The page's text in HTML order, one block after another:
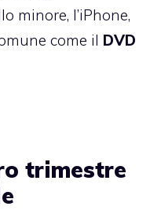
minore, l’iPhone,
come il DVD
trimestre